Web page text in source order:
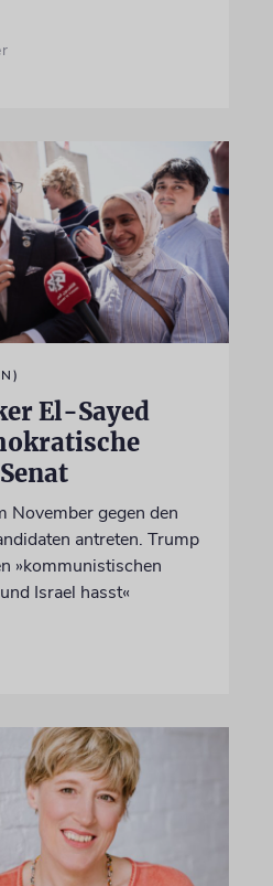
El-Sayed
November gegen den
antreten. Trump
»kommunistischen
Israel hasst«